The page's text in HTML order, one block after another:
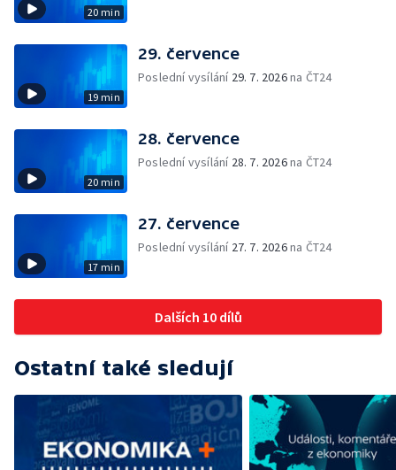
20 min
19 min
29. července
Poslední vysílání 29. 7. 2026na ČT24
20 min
28. července
Poslední vysílání 28. 7. 2026na ČT24
17 min
27. července
Poslední vysílání 27. 7. 2026na ČT24
Dalších 10 dílů
Ostatní také sledují